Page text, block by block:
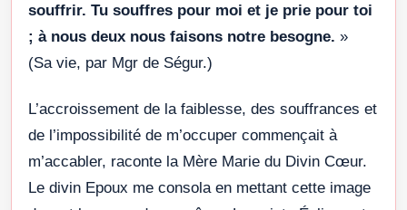
souffrir. Tu souffres pour moi et je prie pour toi
; à nous deux nous faisons notre besogne. »
(Sa vie, par Mgr de Ségur.)
L’accroissement de la faiblesse, des souffrances et
de l’impossibilité de m’occuper commençait à
m’accabler, raconte la Mère Marie du Divin Cœur.
Le divin Epoux me consola en mettant cette image